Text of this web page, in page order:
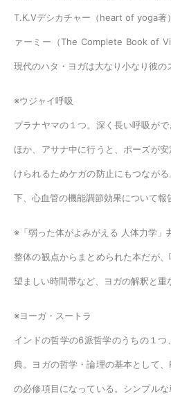
T.K.Vデシカチャー（heart of yoga著
ァーミー（The Complete Book of
現代のハタ・ヨガは大なり小なり彼の
※ウジャイ呼吸
プラナヤマの１つ。深く長い呼吸が
ほか、アサナ中に行うと、ポーズが
けられるためケガの防止にもつなが
下、心血管の機能調節効果について報
※「弱った体がよみがえる 人体力学」
整体の観点からまとめられた本だが
望ましい時間帯など、ヨガの解釈と重
※ヨーガ・スートラ
インドの哲学の6派哲学のうちの１
典。ヨガの哲学・論理の基本として
の必修項目になっている。シンプル